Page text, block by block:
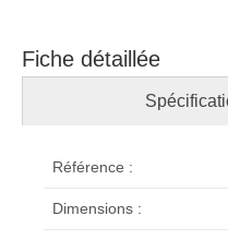
Fiche détaillée
Référence :
Dimensions :